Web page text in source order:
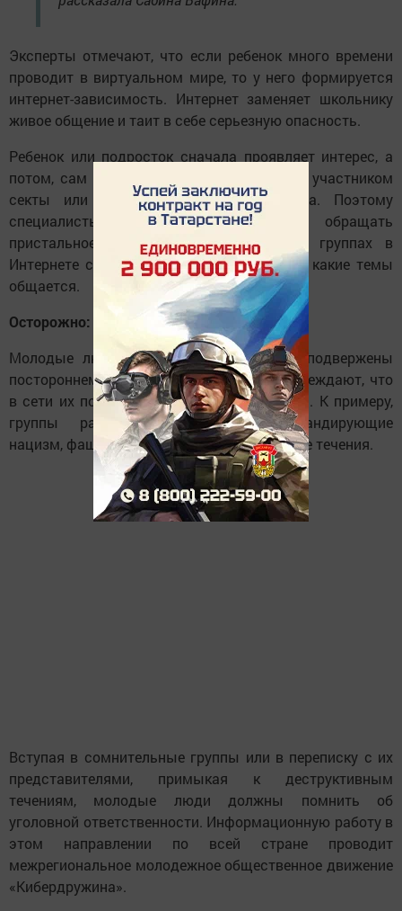
Эксперты отмечают, что если ребенок много времени
проводит в виртуальном мире, то у него формируется
интернет-зависимость. Интернет заменяет школьнику
живое общение и таит в себе серьезную опасность.
Ребенок или подросток сначала проявляет интерес, а
потом, сам того не замечая, может стать участником
секты или экстремистского сообщества. Поэтому
специалисты рекомендуют родителям обращать
пристальное внимание на то, в каких группах в
Интернете состоит их ребенок, с кем и на какие темы
общается.
Осторожно: группы радикального толка
Молодые люди с неокрепшей психикой подвержены
постороннему влиянию. Эксперты предупреждают, что
в сети их подстерегают разные опасности. К примеру,
группы радикального толка, пропагандирующие
нацизм, фашизм, радикальные религиозные течения.
Вступая в сомнительные группы или в переписку с их
представителями, примыкая к деструктивным
течениям, молодые люди должны помнить об
уголовной ответственности. Информационную работу в
этом направлении по всей стране проводит
межрегиональное молодежное общественное движение
«Кибердружина».